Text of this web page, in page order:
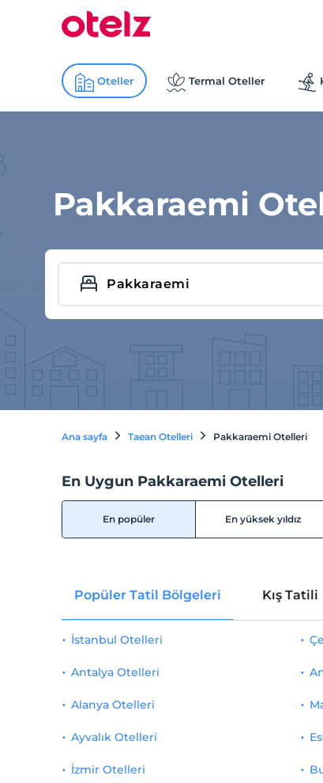
Oteller Termal Oteller
Pakkaraemi
Ana sayfa Taean Otelleri Pakkaraemi Otelleri
En Uygun Pakkaraemi Otelleri
En popüler En yüksek yıldız
Popüler Tatil Bölgeleri Kış Tatili
İstanbul Otelleri
Antalya Otelleri
Alanya Otelleri
Ayvalık Otelleri
İzmir Otelleri